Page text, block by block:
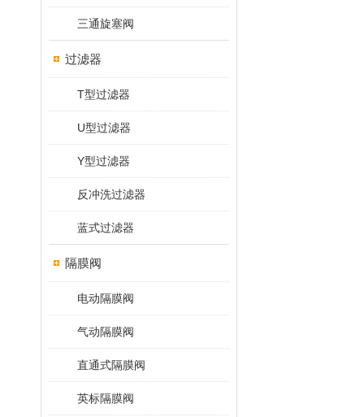
三通旋塞阀
过滤器
T型过滤器
U型过滤器
Y型过滤器
反冲洗过滤器
蓝式过滤器
隔膜阀
电动隔膜阀
气动隔膜阀
直通式隔膜阀
英标隔膜阀